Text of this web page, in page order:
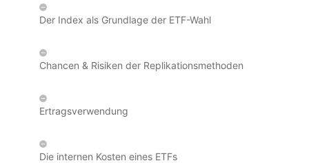
Der Index als Grundlage der ETF-Wahl
Chancen & Risiken der Replikationsmethoden
Ertragsverwendung
Die internen Kosten eines ETFs